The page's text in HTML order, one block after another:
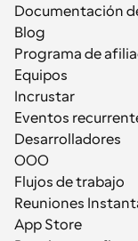
Documentación
Blog
Programa de
Equipos
Incrustar
Eventos
Desarrolladores
OOO
Flujos de trabajo
Reuniones
App Store